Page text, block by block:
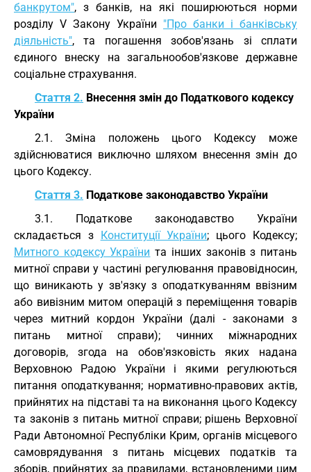
банкрутом", з банків, на які поширюються норми
розділу V Закону України "Про банки і банківську
діяльність", та погашення зобов'язань зі сплати
єдиного внеску на загальнообов'язкове державне
соціальне страхування.
Стаття 2. Внесення змін до Податкового кодексу
України
2.1. Зміна положень цього Кодексу може
здійснюватися виключно шляхом внесення змін до
цього Кодексу.
Стаття 3. Податкове законодавство України
3.1. Податкове законодавство України
складається з Конституції України; цього Кодексу;
Митного кодексу України та інших законів з питань
митної справи у частині регулювання правовідносин,
що виникають у зв'язку з оподаткуванням ввізним
або вивізним митом операцій з переміщення товарів
через митний кордон України (далі - законами з
питань митної справи); чинних міжнародних
договорів, згода на обов'язковість яких надана
Верховною Радою України і якими регулюються
питання оподаткування; нормативно-правових актів,
прийнятих на підставі та на виконання цього Кодексу
та законів з питань митної справи; рішень Верховної
Ради Автономної Республіки Крим, органів місцевого
самоврядування з питань місцевих податків та
зборів, прийнятих за правилами, встановленими цим